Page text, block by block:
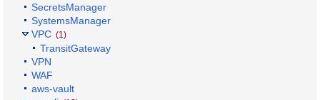
SecretsManager
SystemsManager
VPC (1)
TransitGateway
VPN
WAF
aws-vault